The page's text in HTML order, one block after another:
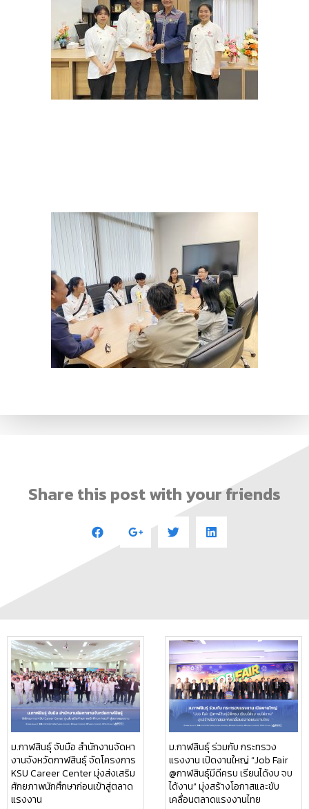
Share this post with your friends
ม.กาฬสินธุ์ จับมือ สำนักงานจัดหา
งานจังหวัดกาฬสินธุ์ จัดโครงการ
KSU Career Center มุ่งส่งเสริม
ศักยภาพนักศึกษาก่อนเข้าสู่ตลาด
แรงงาน
ม.กาฬสินธุ์ ร่วมกับ กระทรวง
แรงงาน เปิดงานใหญ่ “Job Fair
@กาฬสินธุ์มีดีครบ เรียนได้งบ จบ
ได้งาน” มุ่งสร้างโอกาสและขับ
เคลื่อนตลาดแรงงานไทย